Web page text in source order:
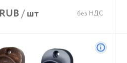
В корзину
/шт без НДС